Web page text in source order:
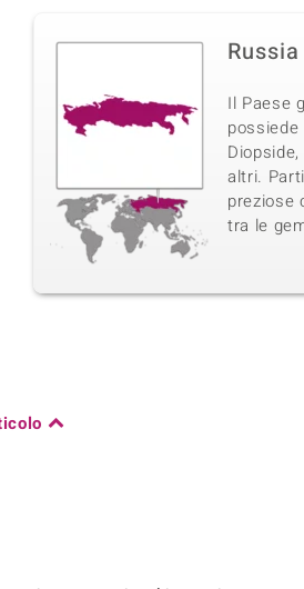
Russia
Il Paese
possiede
altri.
preziose
tra le